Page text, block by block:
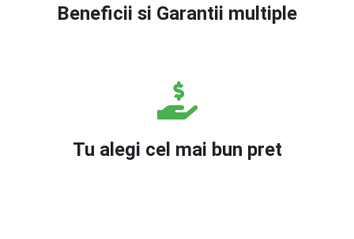
Beneficii si Garantii multiple
Tu alegi cel mai bun pret